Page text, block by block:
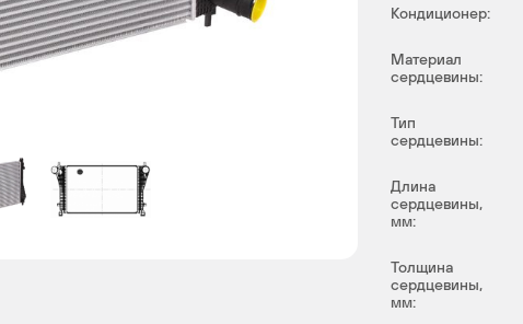
Кондиционер:
Материал
сердцевины:
Тип
сердцевины:
Длина
сердцевины,
мм:
Толщина
сердцевины,
мм: